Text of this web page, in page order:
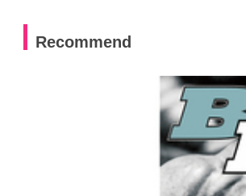
Recommend